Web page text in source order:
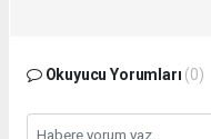
Okuyucu Yorumları (0)